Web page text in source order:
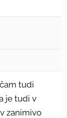
tudi
je tudi v
zanimivo